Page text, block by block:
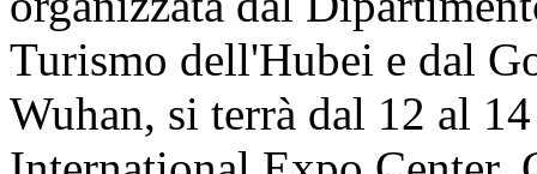
Turismo dell'Hubei e dal
Wuhan, si terrà dal 12 al